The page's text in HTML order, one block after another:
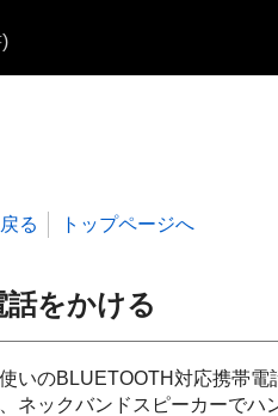
戻る トップページへ
話をかける
いのBLUETOOTH対応携帯
ネックバンドスピーカーでハ